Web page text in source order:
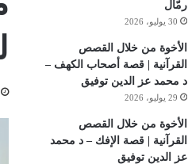
رمّال
30 يوليو، 2026
الأخوة من خلال القصص
القرآنية | قصة أصحاب الكهف –
د محمد عز الدين توفيق
29 يوليو، 2026
الأخوة من خلال القصص
القرآنية | قصة الإفك – د محمد
عز الدين توفيق